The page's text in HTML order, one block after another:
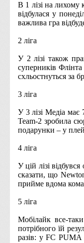
В 1 лізі на лихому
відбулася у
важлива гра
2 ліга
У 2 лізі також
суперників
схльостнуться за
3 ліга
У 3 лізі Медіа має
Team-2 зробила
подарунки – у
4 ліга
У цій лізі
сказати, що
прийме вдома
5 ліга
Мобілайк все-
потрібного їй
разів: уFC PUMA